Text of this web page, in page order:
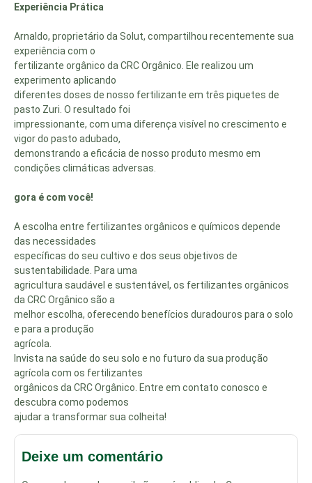
Experiência Prática
Arnaldo, proprietário da Solut, compartilhou recentemente sua
experiência com o
fertilizante orgânico da CRC Orgânico. Ele realizou um
experimento aplicando
diferentes doses de nosso fertilizante em três piquetes de
pasto Zuri. O resultado foi
impressionante, com uma diferença visível no crescimento e
vigor do pasto adubado,
demonstrando a eficácia de nosso produto mesmo em
condições climáticas adversas.
gora é com você!
A escolha entre fertilizantes orgânicos e químicos depende
das necessidades
específicas do seu cultivo e dos seus objetivos de
sustentabilidade. Para uma
agricultura saudável e sustentável, os fertilizantes orgânicos
da CRC Orgânico são a
melhor escolha, oferecendo benefícios duradouros para o solo
e para a produção
agrícola.
Invista na saúde do seu solo e no futuro da sua produção
agrícola com os fertilizantes
orgânicos da CRC Orgânico. Entre em contato conosco e
descubra como podemos
ajudar a transformar sua colheita!
Deixe um comentário